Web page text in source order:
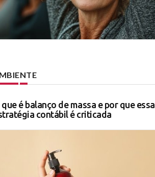
que é balanço de massa e por que essa
contábil é criticada